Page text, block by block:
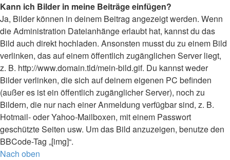
Kann ich Bilder in meine Beiträge einfügen?
Ja, Bilder können in deinem Beitrag angezeigt werden. Wenn
die Administration Dateianhänge erlaubt hat, kannst du das
Bild auch direkt hochladen. Ansonsten musst du zu einem Bild
verlinken, das auf einem öffentlich zugänglichen Server liegt,
z. B. http://www.domain.tld/mein-bild.gif. Du kannst weder
Bilder verlinken, die sich auf deinem eigenen PC befinden
(außer es ist ein öffentlich zugänglicher Server), noch zu
Bildern, die nur nach einer Anmeldung verfügbar sind, z. B.
Hotmail- oder Yahoo-Mailboxen, mit einem Passwort
geschützte Seiten usw. Um das Bild anzuzeigen, benutze den
BBCode-Tag „[img]“.
Nach oben